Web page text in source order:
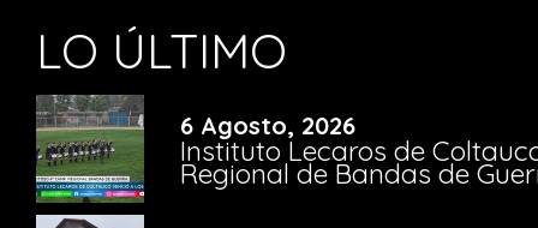
LO ÚLTIMO
6 Agosto, 2026
Instituto Lecaros de
Regional de Bandas de